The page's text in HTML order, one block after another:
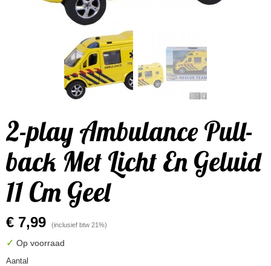
2-play Ambulance Pull-
back Met Licht En Geluid
11 Cm Geel
€ 7,99 (inclusief btw 21%)
✓ Op voorraad
Aantal